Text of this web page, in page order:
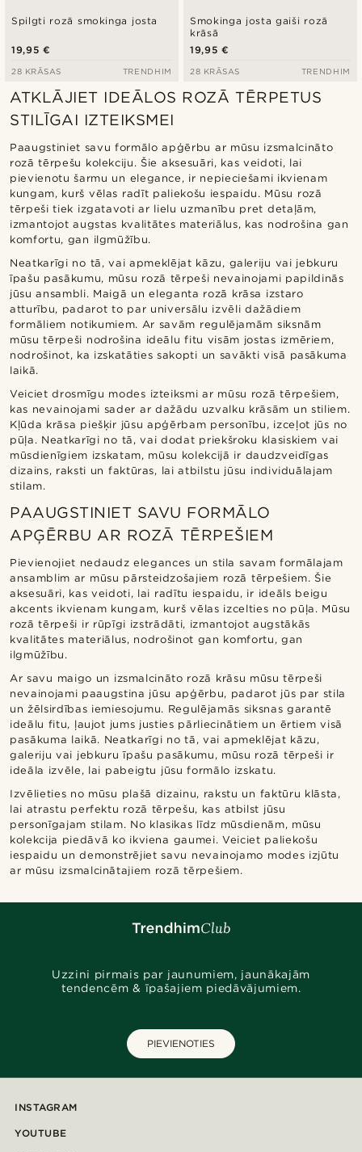
Spilgti rozā smokinga josta
19,95 €
28 KRĀSAS TRENDHIM
Smokinga josta gaiši rozā
krāsā
19,95 €
28 KRĀSAS TRENDHIM
ATKLĀJIET IDEĀLOS ROZĀ TĒRPETUS
STILĪGAI IZTEIKSMEI
Paaugstiniet savu formālo apģērbu ar mūsu izsmalcināto
rozā tērpešu kolekciju. Šie aksesuāri, kas veidoti, lai
pievienotu šarmu un elegance, ir nepieciešami ikvienam
kungam, kurš vēlas radīt paliekošu iespaidu. Mūsu rozā
tērpeši tiek izgatavoti ar lielu uzmanību pret detaļām,
izmantojot augstas kvalitātes materiālus, kas nodrošina gan
komfortu, gan ilgmūžību.
Neatkarīgi no tā, vai apmeklējat kāzu, galeriju vai jebkuru
īpašu pasākumu, mūsu rozā tērpeši nevainojami papildinās
jūsu ansambli. Maigā un eleganta rozā krāsa izstaro
atturību, padarot to par universālu izvēli dažādiem
formāliem notikumiem. Ar savām regulējamām siksnām
mūsu tērpeši nodrošina ideālu fitu visām jostas izmēriem,
nodrošinot, ka izskatāties sakopti un savākti visā pasākuma
laikā.
Veiciet drosmīgu modes izteiksmi ar mūsu rozā tērpešiem,
kas nevainojami sader ar dažādu uzvalku krāsām un stiliem.
Kļūda krāsa piešķir jūsu apģērbam personību, izceļot jūs no
pūļa. Neatkarīgi no tā, vai dodat priekšroku klasiskiem vai
mūsdienīgiem izskatam, mūsu kolekcijā ir daudzveidīgas
dizains, raksti un faktūras, lai atbilstu jūsu individuālajam
stilam.
PAAUGSTINIET SAVU FORMĀLO
APĢĒRBU AR ROZĀ TĒRPEŠIEM
Pievienojiet nedaudz elegances un stila savam formālajam
ansamblim ar mūsu pārsteidzošajiem rozā tērpešiem. Šie
aksesuāri, kas veidoti, lai radītu iespaidu, ir ideāls beigu
akcents ikvienam kungam, kurš vēlas izcelties no pūļa. Mūsu
rozā tērpeši ir rūpīgi izstrādāti, izmantojot augstākās
kvalitātes materiālus, nodrošinot gan komfortu, gan
ilgmūžību.
Ar savu maigo un izsmalcināto rozā krāsu mūsu tērpeši
nevainojami paaugstina jūsu apģērbu, padarot jūs par stila
un žēlsirdības iemiesojumu. Regulējamās siksnas garantē
ideālu fitu, ļaujot jums justies pārliecinātiem un ērtiem visā
pasākuma laikā. Neatkarīgi no tā, vai apmeklējat kāzu,
galeriju vai jebkuru īpašu pasākumu, mūsu rozā tērpeši ir
ideāla izvēle, lai pabeigtu jūsu formālo izskatu.
Izvēlieties no mūsu plašā dizainu, rakstu un faktūru klāsta,
lai atrastu perfektu rozā tērpešu, kas atbilst jūsu
personīgajam stilam. No klasikas līdz mūsdienām, mūsu
kolekcija piedāvā ko ikviena gaumei. Veiciet paliekošu
iespaidu un demonstrējiet savu nevainojamo modes izjūtu
ar mūsu izsmalcinātajiem rozā tērpešiem.
Uzzini pirmais par jaunumiem, jaunākajām
tendencēm & īpašajiem piedāvājumiem.
PIEVIENOTIES
INSTAGRAM
YOUTUBE